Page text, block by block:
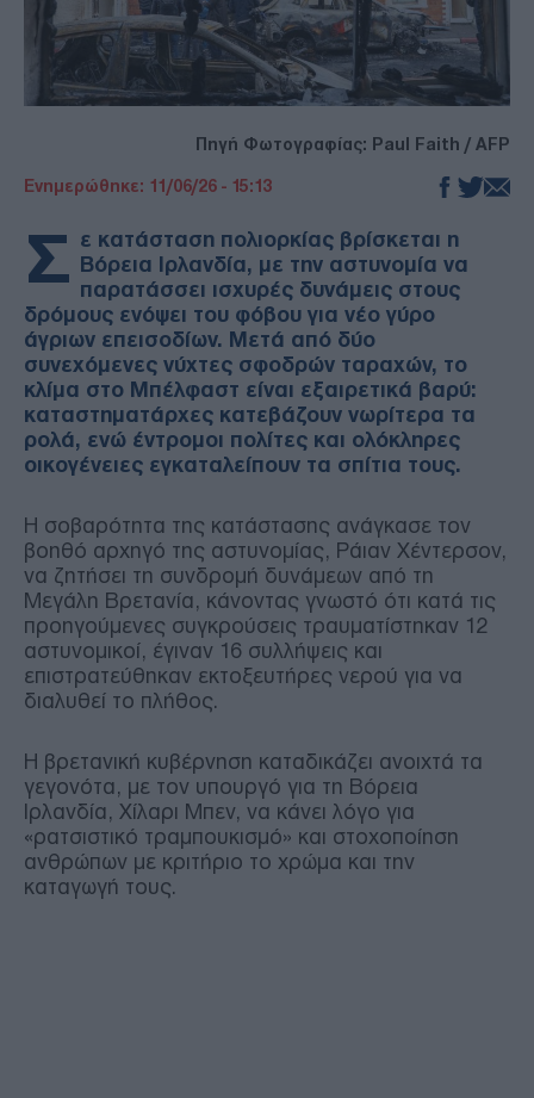
Πηγή Φωτογραφίας: Paul Faith / AFP
Ενημερώθηκε: 11/06/26 - 15:13
Σ ε κατάσταση πολιορκίας βρίσκεται η
Βόρεια Ιρλανδία, με την αστυνομία να
παρατάσσει ισχυρές δυνάμεις στους
δρόμους ενόψει του φόβου για νέο γύρο
άγριων επεισοδίων. Μετά από δύο
συνεχόμενες νύχτες σφοδρών ταραχών, το
κλίμα στο Μπέλφαστ είναι εξαιρετικά βαρύ:
καταστηματάρχες κατεβάζουν νωρίτερα τα
ρολά, ενώ έντρομοι πολίτες και ολόκληρες
οικογένειες εγκαταλείπουν τα σπίτια τους.
Η σοβαρότητα της κατάστασης ανάγκασε τον
βοηθό αρχηγό της αστυνομίας, Ράιαν Χέντερσον,
να ζητήσει τη συνδρομή δυνάμεων από τη
Μεγάλη Βρετανία, κάνοντας γνωστό ότι κατά τις
προηγούμενες συγκρούσεις τραυματίστηκαν 12
αστυνομικοί, έγιναν 16 συλλήψεις και
επιστρατεύθηκαν εκτοξευτήρες νερού για να
διαλυθεί το πλήθος.
Η βρετανική κυβέρνηση καταδικάζει ανοιχτά τα
γεγονότα, με τον υπουργό για τη Βόρεια
Ιρλανδία, Χίλαρι Μπεν, να κάνει λόγο για
«ρατσιστικό τραμπουκισμό» και στοχοποίηση
ανθρώπων με κριτήριο το χρώμα και την
καταγωγή τους.